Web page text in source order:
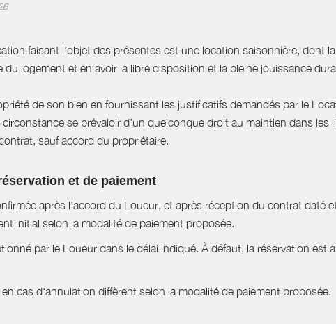
faisant l'objet des présentes est une location saisonnière, dont
du logement et en avoir la libre disposition et la pleine jouissance
de son bien en fournissant les justificatifs demandés par le
se prévaloir d’un quelconque droit au maintien dans les
sauf accord du propriétaire.
et de paiement
après l'accord du Loueur, et après réception du contrat daté
initial selon la modalité de paiement proposée.
par le Loueur dans le délai indiqué. À défaut, la réservation est
cas d'annulation diffèrent selon la modalité de paiement proposée.